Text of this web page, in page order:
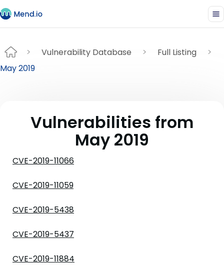
Vulnerability Database
Full Listing
May 2019
Vulnerabilities from
May 2019
CVE-2019-11066
CVE-2019-11059
CVE-2019-5438
CVE-2019-5437
CVE-2019-11884